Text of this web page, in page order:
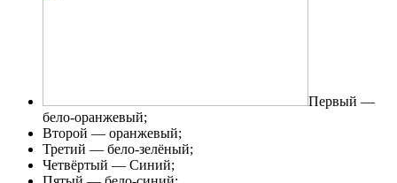
Первый —
бело-оранжевый;
Второй — оранжевый;
Третий — бело-зелёный;
Четвёртый — Синий;